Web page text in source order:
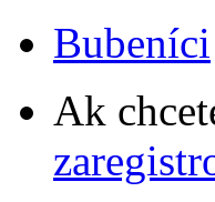
Bubeníci
Ak